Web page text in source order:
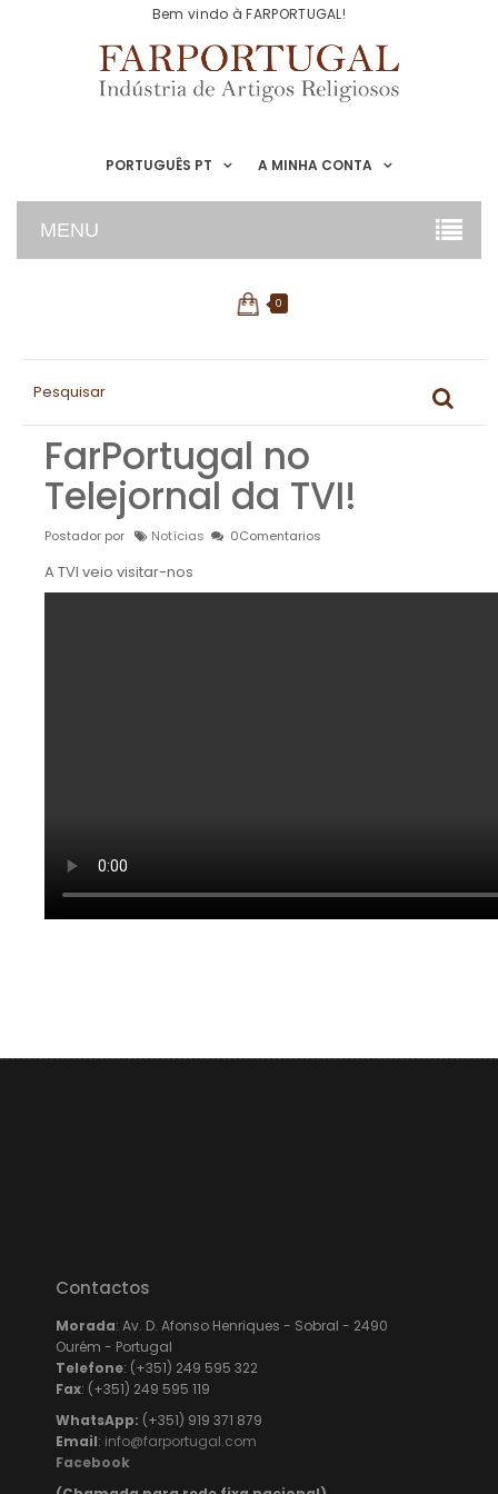
PORTUGUÊS PT
Bem vindo à FARPORTUGAL!
A MINHA CONTA
MENU
0
FarPortugal no
Telejornal da TVI!
Postador por Notícias 0Comentarios
A TVI veio visitar-nos
Contactos
Morada: Av. D. Afonso Henriques - Sobral - 2490
Ourém - Portugal
Telefone: (+351) 249 595 322
Fax: (+351) 249 595 119
WhatsApp: (+351) 919 371 879
Email: info@farportugal.com
Facebook